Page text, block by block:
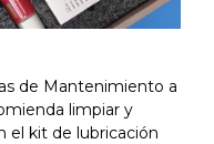
de Mantenimiento a
limpiar y
el kit de lubricación